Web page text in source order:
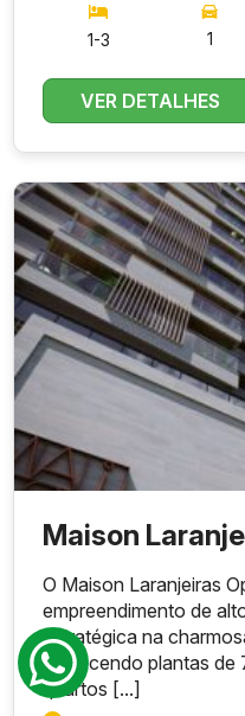
1-3 1
VER DETALHES
Maison
O Maison Laranjeiras
empreendimento de
estratégica na
oferecendo plantas de
quartos [...]